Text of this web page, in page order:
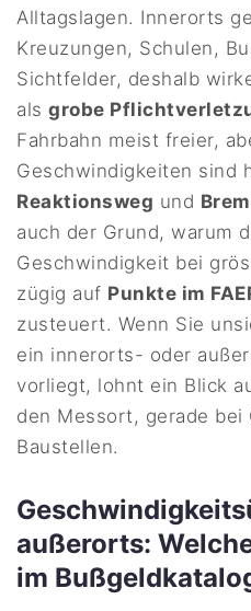
Alltagslagen. Innerorts
Kreuzungen, Schulen,
Sichtfelder, deshalb
alsgrobe
Fahrbahn meist freier,
Geschwindigkeiten sind
Reaktionsweg und
auch der Grund, warum
Geschwindigkeit bei
zügig auf Punkte im
zusteuert. Wenn Sie
ein innerorts- oder
vorliegt, lohnt ein Blick
den Messort, gerade bei
Baustellen.
außerorts:
im